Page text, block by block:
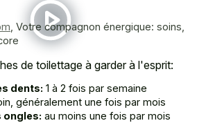
Votre compagnon énergique: soins,
de toilettage à garder à l'esprit:
dents: 1 à 2 fois par semaine
généralement une fois par mois
ongles: au moins une fois par mois